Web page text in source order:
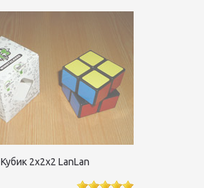
Кубик 2х2х2 LanLan